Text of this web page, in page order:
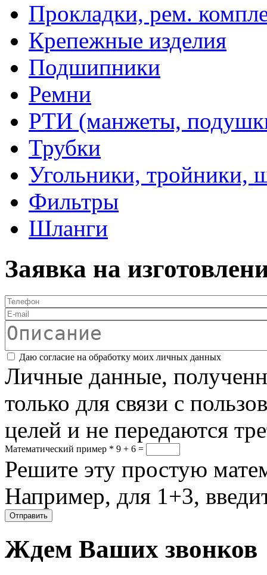
Прокладки, рем.
Крепежные изделия
Подшипники
Ремни
РТИ (манжеты,
Трубки
Угольники, тройники,
Фильтры
Шланги
Заявка на
Телефон
E-mail
Описание
Соглашение*
Даю согласие на обработку моих личных данных
Личные данные,
только для связи с
целей и не передаются
Математический пример * 9 + 6 =
Решите эту простую
Например, для 1+3,
Ждем Ваших звонков